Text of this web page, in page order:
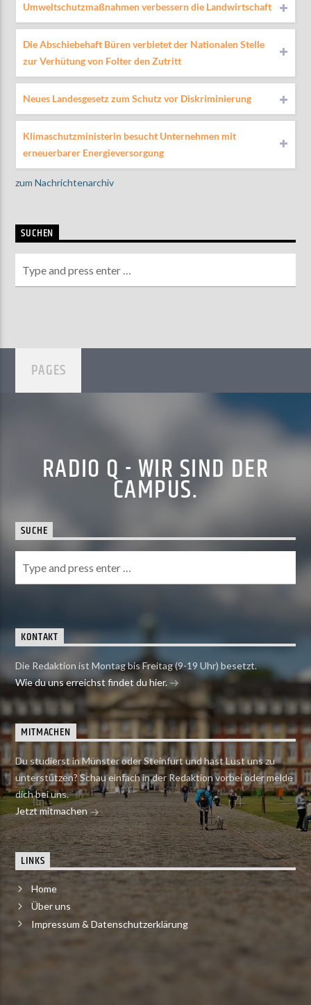
Umweltschutzmaßnahmen verbessern die Landwirtschaft
Die Abschiebehaft Büren verbietet der Nationalen Stelle
zur Verhütung von Folter den Zutritt
Neues Landesgesetz zum Schutz vor Diskriminierung
Klimaschutzministerin besucht Unternehmen mit
erneuerbarer Energieversorgung
zum Nachrichtenarchiv
SUCHEN
PAGES
RADIO Q - WIR SIND DER
CAMPUS.
SUCHE
KONTAKT
Die Redaktion ist Montag bis Freitag (9-19 Uhr) besetzt.
Wie du uns erreichst findet du hier.
MITMACHEN
Du studierst in Münster oder Steinfurt und hast Lust uns zu
unterstützen? Schau einfach in der Redaktion vorbei oder melde
dich bei uns.
Jetzt mitmachen
LINKS
Home
Über uns
Impressum & Datenschutzerklärung